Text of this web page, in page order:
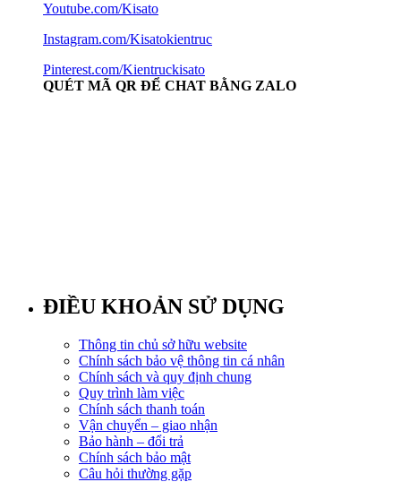
Youtube.com/Kisato
Instagram.com/Kisatokientruc
Pinterest.com/Kientruckisato
QUÉT MÃ QR ĐỂ CHAT BẰNG ZALO
ĐIỀU KHOẢN SỬ DỤNG
Thông tin chủ sở hữu website
Chính sách bảo vệ thông tin cá nhân
Chính sách và quy định chung
Quy trình làm việc
Chính sách thanh toán
Vận chuyển – giao nhận
Bảo hành – đổi trả
Chính sách bảo mật
Câu hỏi thường gặp